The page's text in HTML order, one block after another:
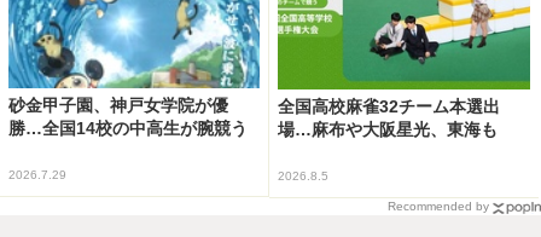
砂金甲子園、神戸女学院が優
勝…全国14校の中高生が腕競う
2026.7.29
全国高校麻雀32チーム本選出
場…麻布や大阪星光、東海も
2026.8.5
Recommended by